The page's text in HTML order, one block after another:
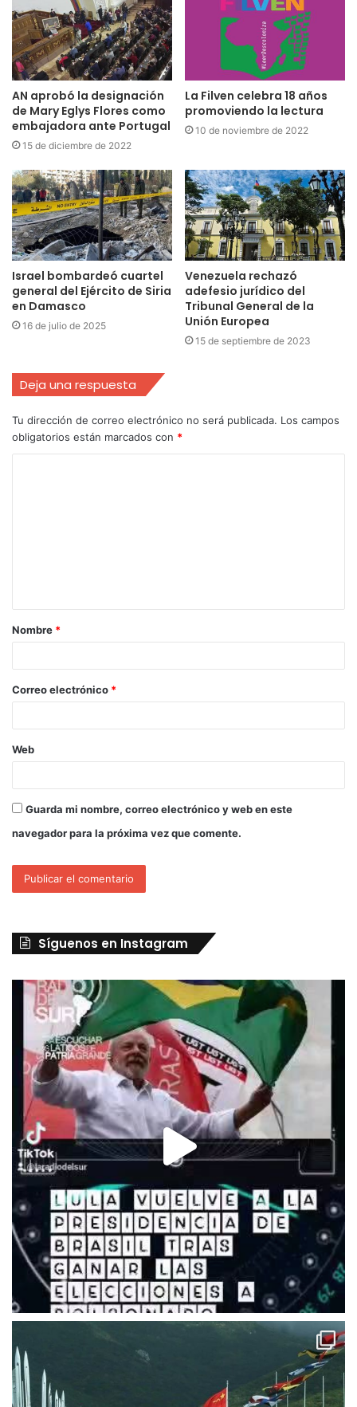
AN aprobó la designación
de Mary Eglys Flores como
embajadora ante Portugal
15 de diciembre de 2022
La Filven celebra 18 años
promoviendo la lectura
10 de noviembre de 2022
Israel bombardeó cuartel
general del Ejército de Siria
en Damasco
16 de julio de 2025
Venezuela rechazó
adefesio jurídico del
Tribunal General de la
Unión Europea
15 de septiembre de 2023
Deja una respuesta
Tu dirección de correo electrónico no será publicada. Los campos
obligatorios están marcados con *
Nombre *
Correo electrónico *
Web
Guarda mi nombre, correo electrónico y web en este
navegador para la próxima vez que comente.
Síguenos en Instagram